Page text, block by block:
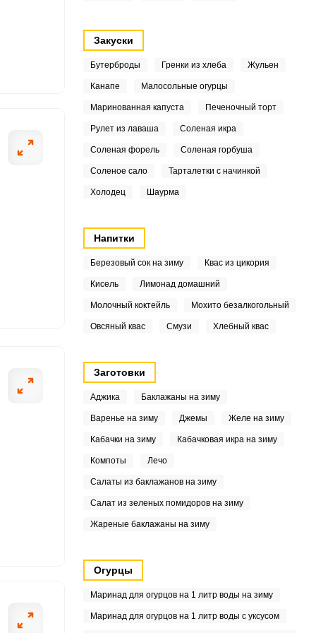
Закуски
Бутерброды Гренки из хлеба Жульен
Канапе Малосольные огурцы
Маринованная капуста Печеночный торт
Рулет из лаваша Соленая икра
Соленая форель Соленая горбуша
Соленое сало Тарталетки с начинкой
Холодец Шаурма
Напитки
Березовый сок на зиму Квас из цикория
Кисель Лимонад домашний
Молочный коктейль Мохито безалкогольный
Овсяный квас Смузи Хлебный квас
Заготовки
Аджика Баклажаны на зиму
Варенье на зиму Джемы Желе на зиму
Кабачки на зиму Кабачковая икра на зиму
Компоты Лечо
Салаты из баклажанов на зиму
Салат из зеленых помидоров на зиму
Жареные баклажаны на зиму
Огурцы
Маринад для огурцов на 1 литр воды на зиму
Маринад для огурцов на 1 литр воды с уксусом
добавьте соль,